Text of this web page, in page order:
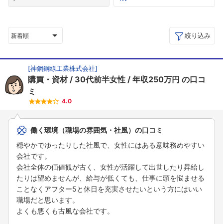
新着順 絞り込み
[神鋼鋼線工業株式会社]
購買・資材 30代前半女性 年収250万円 の口コ
ミ
4.0
働く環境（職場の雰囲気・社風）の口コミ
穏やかでゆったりした社風で、女性にはある意味務めやすい
会社です。
会社全体の価値観が古く、女性が活躍して出世したり昇給し
たりは望めませんが、給与が低くても、仕事に頭を悩ませる
ことなくアフター5と休日を充実させたいという方にはいい
職場だと思います。
よくも悪くも古風な会社です。